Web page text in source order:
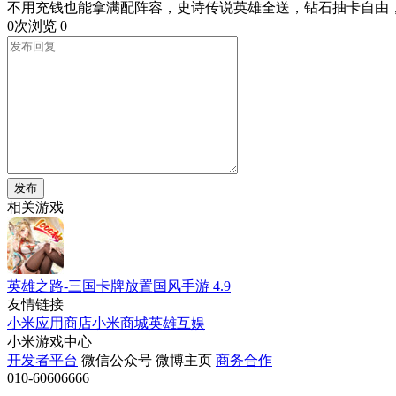
不用充钱也能拿满配阵容，史诗传说英雄全送，钻石抽卡自由
0次浏览 0
发布
相关游戏
英雄之路-三国卡牌放置国风手游 4.9
友情链接
小米应用商店小米商城英雄互娱
小米游戏中心
开发者平台 微信公众号 微博主页 商务合作
010-60606666